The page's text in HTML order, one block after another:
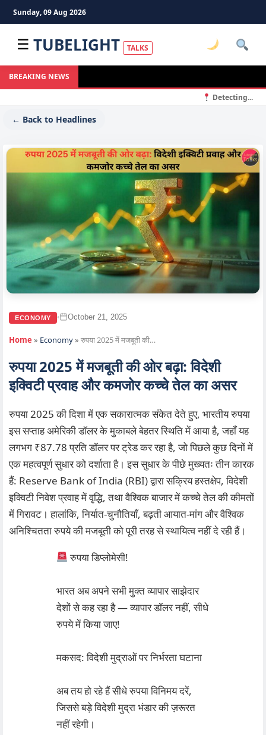
Sunday, 09 Aug 2026
☰ TUBELIGHT TALKS
BREAKING NEWS
Detecting...
← Back to Headlines
ECONOMY • October 21, 2025
Home » Economy» रुपया 2025 में मजबूती की…
रुपया 2025 में मजबूती की ओर बढ़ा: विदेशी
इक्विटी प्रवाह और कमजोर कच्चे तेल का असर
रुपया 2025 की दिशा में एक सकारात्मक संकेत देते हुए, भारतीय रुपया
इस सप्ताह अमेरिकी डॉलर के मुकाबले बेहतर स्थिति में आया है, जहाँ यह
लगभग ₹87.78 प्रति डॉलर पर ट्रेड कर रहा है, जो पिछले कुछ दिनों में
एक महत्वपूर्ण सुधार को दर्शाता है। इस सुधार के पीछे मुख्यतः तीन कारक
हैं: Reserve Bank of India (RBI) द्वारा सक्रिय हस्तक्षेप, विदेशी
इक्विटी निवेश प्रवाह में वृद्धि, तथा वैश्विक बाजार में कच्चे तेल की कीमतों
में गिरावट। हालांकि, निर्यात‑चुनौतियाँ, बढ़ती आयात‑मांग और वैश्विक
अनिश्चितता रुपये की मजबूती को पूरी तरह से स्थायित्व नहीं दे रही हैं।
रुपया डिप्लोमेसी!
भारत अब अपने सभी मुक्त व्यापार साझेदार
देशों से कह रहा है — व्यापार डॉलर नहीं, सीधे
रुपये में किया जाए!
मकसद: विदेशी मुद्राओं पर निर्भरता घटाना
अब तय हो रहे हैं सीधे रुपया विनिमय दरें,
जिससे बड़े विदेशी मुद्रा भंडार की ज़रूरत
नहीं रहेगी।